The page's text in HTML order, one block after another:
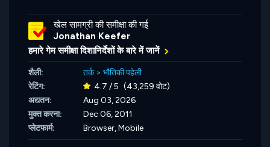
खेल सामग्री की समीक्षा की गई
Jonathan Keefer
हमारे गेम समीक्षा दिशानिर्देशों के बारे में जानें
शैली: तर्क> भौतिकी पहेली
रेटिंग:
4.7 / 5 (43,259 वोट)
अद्यतन:
Aug 03, 2026
मुक्त करना:
Dec 06, 2011
प्लेटफार्म:
Browser, Mobile